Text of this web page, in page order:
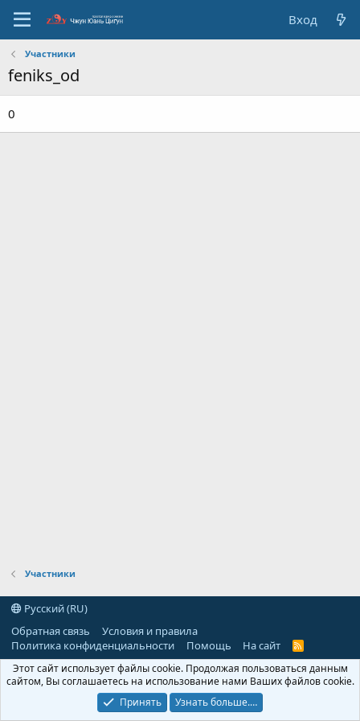
Вход
Участники
feniks_od
0
Участники
Русский (RU)
Обратная связь
Условия и правила
Политика конфиденциальности
Помощь На сайт
R
S
Этот сайт использует файлы cookie. Продолжая пользоваться данным
сайтом, Вы соглашаетесь на использование нами Ваших файлов cookie.
Принять
Узнать больше.…